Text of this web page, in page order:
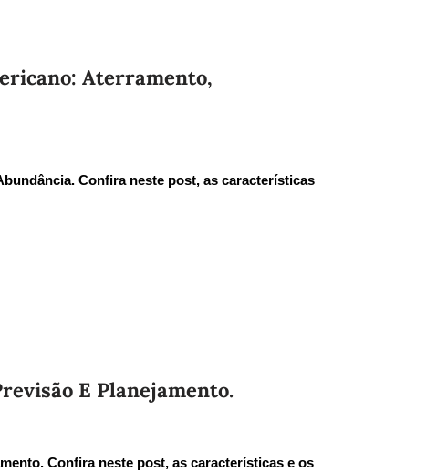
Aterramento,
Confira neste post, as características
E Planejamento.
Confira neste post, as características e os